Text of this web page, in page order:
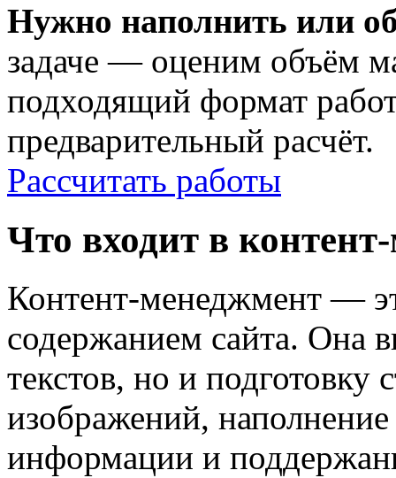
Нужно наполнить или
задаче — оценим объём
подходящий формат
предварительный расчёт.
Рассчитать работы
Что входит в
Контент-менеджмент —
содержанием сайта. Она
текстов, но и подготовку
изображений, наполнение
информации и